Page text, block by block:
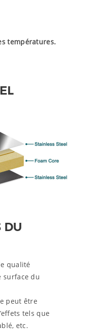
températures.
DU
qualité
surface du
peut être
tels que
etc.